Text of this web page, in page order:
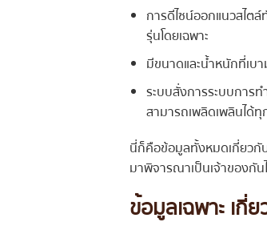
การดีไซน์ออกแนวสไต
รุ่นโดยเฉพาะ
มีขนาดและน้ำหนักที่เบ
ระบบสั่งการระบบการ
สามารถเพลิดเพลินได้
นี่ก็คือข้อมูลทั้งหมดเกี่ยวกั
มาพิจารณาเป็นเจ้าของกั
ข้อมูลเฉพาะ เกี่